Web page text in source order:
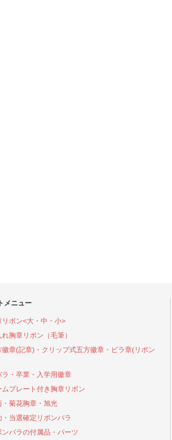
メニュー
リボン<大・中・小>
胸章リボン（毛筆）
徽章(記章)・ クリップ式五方徽章・ビラ章(リボン
ラ・卒業・入学用徽章
ムプレート付き胸章リボン
・菊花胸章・旭光
・当選確定リボンバラ
ンバラの付属品・パーツ